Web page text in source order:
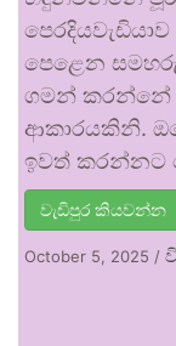
පෙළෙන
ගමන් කරන්නේ
ආකාරයකිනි.
ඉවත් කරන්නට
වැඩිපුර කියවන්න
October 5, 2025 /